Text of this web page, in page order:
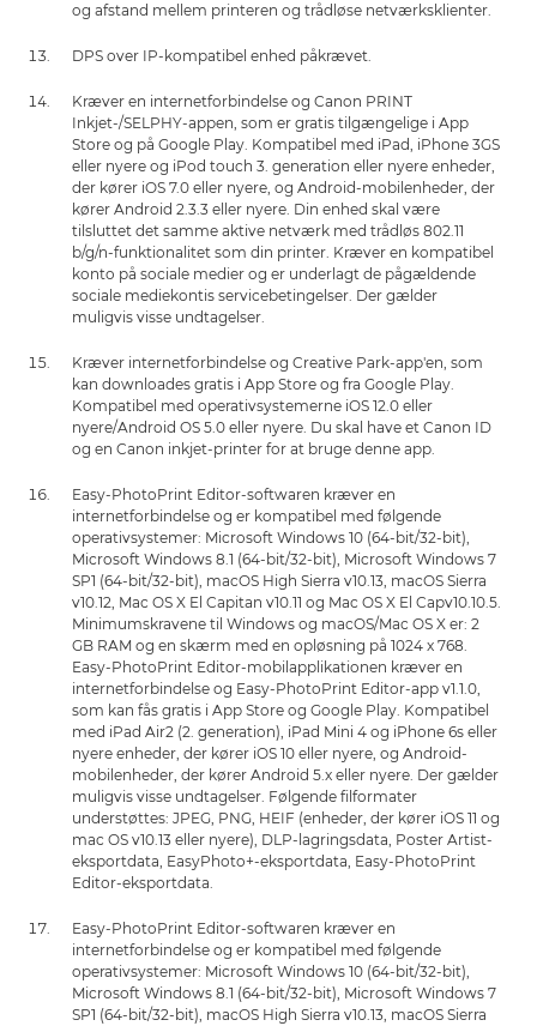
og afstand mellem printeren og trådløse netværksklienter.
DPS over IP-kompatibel enhed påkrævet.
Kræver en internetforbindelse og Canon PRINT
Inkjet-/SELPHY-appen, som er gratis tilgængelige i App
Store og på Google Play. Kompatibel med iPad, iPhone 3GS
eller nyere og iPod touch 3. generation eller nyere enheder,
der kører iOS 7.0 eller nyere, og Android-mobilenheder, der
kører Android 2.3.3 eller nyere. Din enhed skal være
tilsluttet det samme aktive netværk med trådløs 802.11
b/g/n-funktionalitet som din printer. Kræver en kompatibel
konto på sociale medier og er underlagt de pågældende
sociale mediekontis servicebetingelser. Der gælder
muligvis visse undtagelser.
Kræver internetforbindelse og Creative Park-app'en, som
kan downloades gratis i App Store og fra Google Play.
Kompatibel med operativsystemerne iOS 12.0 eller
nyere/Android OS 5.0 eller nyere. Du skal have et Canon ID
og en Canon inkjet-printer for at bruge denne app.
Easy-PhotoPrint Editor-softwaren kræver en
internetforbindelse og er kompatibel med følgende
operativsystemer: Microsoft Windows 10 (64-bit/32-bit),
Microsoft Windows 8.1 (64-bit/32-bit), Microsoft Windows 7
SP1 (64-bit/32-bit), macOS High Sierra v10.13, macOS Sierra
v10.12, Mac OS X El Capitan v10.11 og Mac OS X El Capv10.10.5.
Minimumskravene til Windows og macOS/Mac OS X er: 2
GB RAM og en skærm med en opløsning på 1024 x 768.
Easy-PhotoPrint Editor-mobilapplikationen kræver en
internetforbindelse og Easy-PhotoPrint Editor-app v1.1.0,
som kan fås gratis i App Store og Google Play. Kompatibel
med iPad Air2 (2. generation), iPad Mini 4 og iPhone 6s eller
nyere enheder, der kører iOS 10 eller nyere, og Android-
mobilenheder, der kører Android 5.x eller nyere. Der gælder
muligvis visse undtagelser. Følgende filformater
understøttes: JPEG, PNG, HEIF (enheder, der kører iOS 11 og
mac OS v10.13 eller nyere), DLP-lagringsdata, Poster Artist-
eksportdata, EasyPhoto+-eksportdata, Easy-PhotoPrint
Editor-eksportdata.
Easy-PhotoPrint Editor-softwaren kræver en
internetforbindelse og er kompatibel med følgende
operativsystemer: Microsoft Windows 10 (64-bit/32-bit),
Microsoft Windows 8.1 (64-bit/32-bit), Microsoft Windows 7
SP1 (64-bit/32-bit), macOS High Sierra v10.13, macOS Sierra